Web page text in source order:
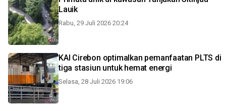
Lauik
Rabu, 29 Juli 2026 20:24
KAI Cirebon optimalkan pemanfaatan PLTS di
tiga stasiun untuk hemat energi
Selasa, 28 Juli 2026 19:06